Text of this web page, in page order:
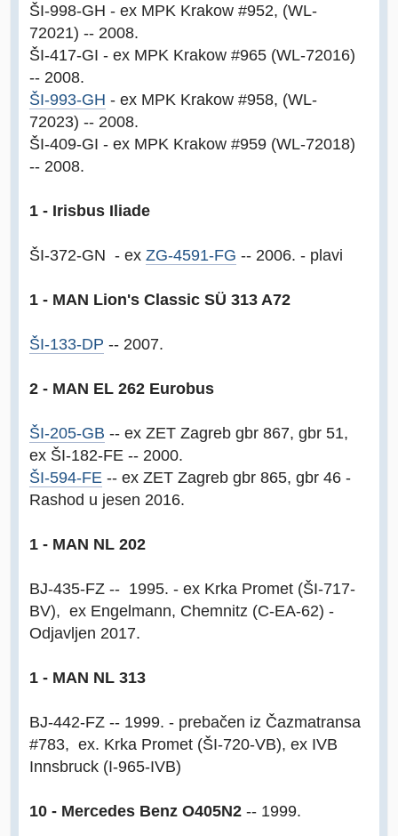
ŠI-998-GH - ex MPK Krakow #952, (WL-
72021) -- 2008.
ŠI-417-GI - ex MPK Krakow #965 (WL-72016)
-- 2008.
ŠI-993-GH - ex MPK Krakow #958, (WL-
72023) -- 2008.
ŠI-409-GI - ex MPK Krakow #959 (WL-72018)
-- 2008.
1 - Irisbus Iliade
ŠI-372-GN - ex ZG-4591-FG -- 2006. - plavi
1 - MAN Lion's Classic SÜ 313 A72
ŠI-133-DP -- 2007.
2 - MAN EL 262 Eurobus
ŠI-205-GB -- ex ZET Zagreb gbr 867, gbr 51,
ex ŠI-182-FE -- 2000.
ŠI-594-FE -- ex ZET Zagreb gbr 865, gbr 46 -
Rashod u jesen 2016.
1 - MAN NL 202
BJ-435-FZ -- 1995. - ex Krka Promet (ŠI-717-
BV), ex Engelmann, Chemnitz (C-EA-62) -
Odjavljen 2017.
1 - MAN NL 313
BJ-442-FZ -- 1999. - prebačen iz Čazmatransa
#783, ex. Krka Promet (ŠI-720-VB), ex IVB
Innsbruck (I-965-IVB)
10 - Mercedes Benz O405N2 -- 1999.